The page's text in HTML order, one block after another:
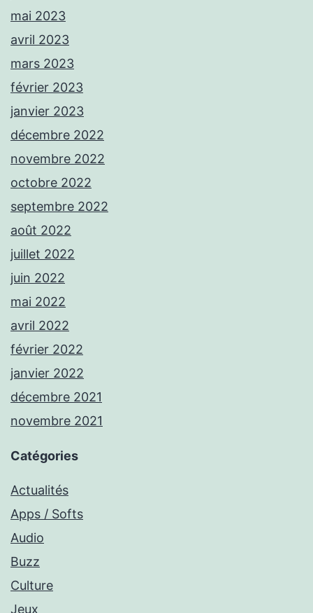
mai 2023
avril 2023
mars 2023
février 2023
janvier 2023
décembre 2022
novembre 2022
octobre 2022
septembre 2022
août 2022
juillet 2022
juin 2022
mai 2022
avril 2022
février 2022
janvier 2022
décembre 2021
novembre 2021
Catégories
Actualités
Apps / Softs
Audio
Buzz
Culture
Jeux